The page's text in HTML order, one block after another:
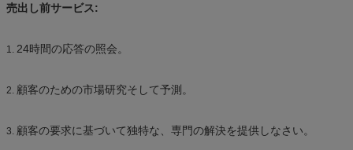
売出し前サービス:
1. 24時間の応答の照会。
2. 顧客のための市場研究そして予測。
3. 顧客の要求に基づいて独特な、専門の解決を提供しなさい。